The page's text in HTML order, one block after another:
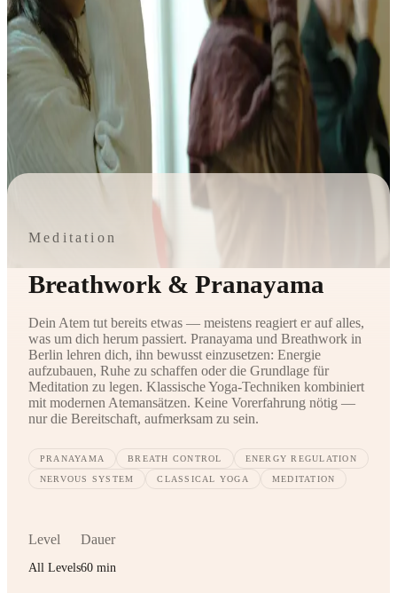
Meditation
Breathwork & Pranayama
Dein Atem tut bereits etwas — meistens reagiert er auf alles,
was um dich herum passiert. Pranayama und Breathwork in
Berlin lehren dich, ihn bewusst einzusetzen: Energie
aufzubauen, Ruhe zu schaffen oder die Grundlage für
Meditation zu legen. Klassische Yoga-Techniken kombiniert
mit modernen Atemansätzen. Keine Vorerfahrung nötig —
nur die Bereitschaft, aufmerksam zu sein.
PRANAYAMA BREATH CONTROL ENERGY REGULATION
NERVOUS SYSTEM CLASSICAL YOGA MEDITATION
Level
All Levels
Dauer
60 min